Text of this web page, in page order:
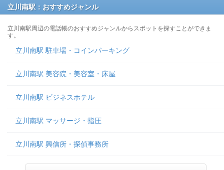
立川南駅：おすすめジャンル
立川南駅周辺の電話帳のおすすめジャンルからスポットを探すことができま
す。
立川南駅 駐車場・コインパーキング
立川南駅 美容院・美容室・床屋
立川南駅 ビジネスホテル
立川南駅 マッサージ・指圧
立川南駅 興信所・探偵事務所